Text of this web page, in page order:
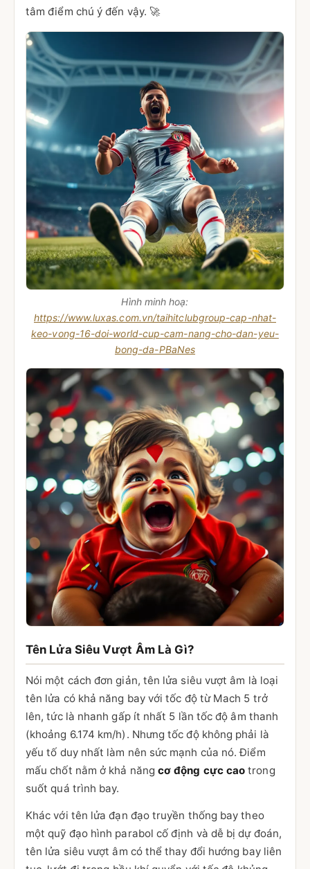
tâm điểm chú ý đến vậy. 🚀
Hình minh hoạ:
https://www.luxas.com.vn/taihitclubgroup-cap-nhat-
keo-vong-16-doi-world-cup-cam-nang-cho-dan-yeu-
bong-da-PBaNes
Tên Lửa Siêu Vượt Âm Là Gì?
Nói một cách đơn giản, tên lửa siêu vượt âm là loại
tên lửa có khả năng bay với tốc độ từ Mach 5 trở
lên, tức là nhanh gấp ít nhất 5 lần tốc độ âm thanh
(khoảng 6.174 km/h). Nhưng tốc độ không phải là
yếu tố duy nhất làm nên sức mạnh của nó. Điểm
mấu chốt nằm ở khả năng cơ động cực cao trong
suốt quá trình bay.
Khác với tên lửa đạn đạo truyền thống bay theo
một quỹ đạo hình parabol cố định và dễ bị dự đoán,
tên lửa siêu vượt âm có thể thay đổi hướng bay liên